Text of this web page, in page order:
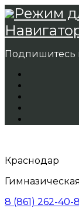
Режим
Подпишитесь
Краснодар
8 (861) 262-40-